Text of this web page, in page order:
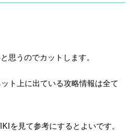
思うのでカットします。
ト上に出ている攻略情報は全て
を見て参考にするとよいです。